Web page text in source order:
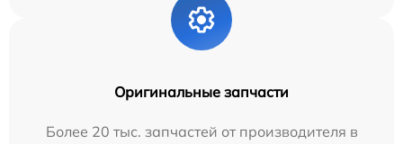
Оригинальные запчасти
Более 20 тыс. запчастей от производителя в